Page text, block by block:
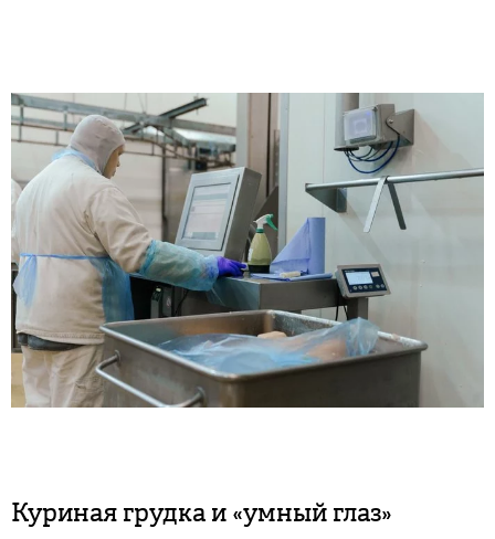
Куриная грудка и «умный глаз»